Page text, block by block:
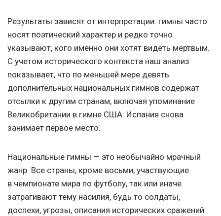
Результаты зависят от интерпретации: гимны часто
носят поэтический характер и редко точно
указывают, кого именно они хотят видеть мертвым.
С учетом исторического контекста наш анализ
показывает, что по меньшей мере девять
дополнительных национальных гимнов содержат
отсылки к другим странам, включая упоминание
Великобритании в гимне США. Испания снова
занимает первое место.
Национальные гимны — это необычайно мрачный
жанр. Все страны, кроме восьми, участвующие
в чемпионате мира по футболу, так или иначе
затрагивают тему насилия, будь то солдаты,
доспехи, угрозы, описания исторических сражений